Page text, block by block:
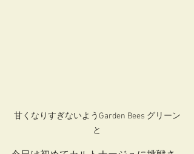
甘くなりすぎないようGarden Bees グリーン
と